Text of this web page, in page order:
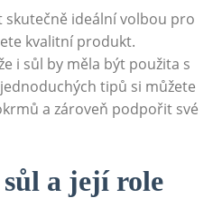
skutečně ideální volbou pro
kvalitní produkt.
i sůl by měla být použita s
tipů si můžete
a zároveň podpořit své
a její role